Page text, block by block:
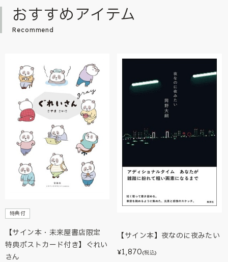
おすすめアイテム
Recommend
特典付
【サイン本・未来屋書店限定
特典ポストカード付き】ぐれい
さん
【サイン本】夜なのに夜みたい
¥1,870(税込)